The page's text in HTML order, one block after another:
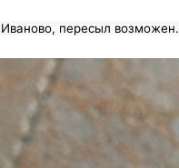
пересыл возможен.